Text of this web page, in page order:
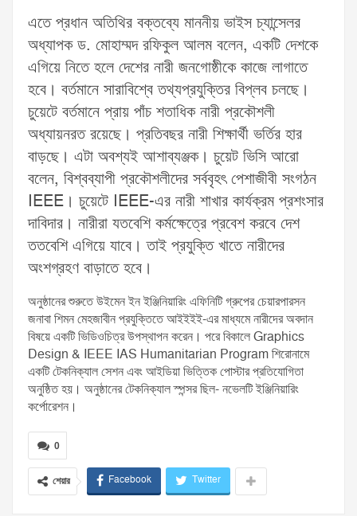
এতে প্রধান অতিথির বক্তব্যে মাননীয় ভাইস চ্যান্সেলর
অধ্যাপক ড. মোহাম্মদ রফিকুল আলম বলেন, একটি দেশকে
এগিয়ে নিতে হলে দেশের নারী জনগোষ্ঠীকে কাজে লাগাতে
হবে। বর্তমানে সারাবিশ্বে তথ্যপ্রযুক্তির বিপ্লব চলছে।
চুয়েটে বর্তমানে প্রায় পাঁচ শতাধিক নারী প্রকৌশলী
অধ্যায়নরত রয়েছে। প্রতিবছর নারী শিক্ষার্থী ভর্তির হার
বাড়ছে। এটা অবশ্যই আশাব্যঞ্জক। চুয়েট ভিসি আরো
বলেন, বিশ্বব্যাপী প্রকৌশলীদের সর্ববৃহৎ পেশাজীবী সংগঠন
IEEE। চুয়েটে IEEE-এর নারী শাখার কার্যক্রম প্রশংসার
দাবিদার। নারীরা যতবেশি কর্মক্ষেত্রে প্রবেশ করবে দেশ
ততবেশি এগিয়ে যাবে। তাই প্রযুক্তি খাতে নারীদের
অংশগ্রহণ বাড়াতে হবে।
অনুষ্ঠানের শুরুতে উইমেন ইন ইঞ্জিনিয়ারিং এফিনিটি গ্রুপের চেয়ারপারসন
জনাবা শিমন মেহজাবীন প্রযুক্তিতে আইইইই-এর মাধ্যমে নারীদের অবদান
বিষয়ে একটি ভিডিওচিত্র উপস্থাপন করেন। পরে বিকালে Graphics
Design & IEEE IAS Humanitarian Program শিরোনামে
একটি টেকনিক্যাল সেশন এবং আইডিয়া ভিত্তিক পোস্টার প্রতিযোগিতা
অনুষ্ঠিত হয়। অনুষ্ঠানের টেকনিক্যাল স্পন্সর ছিল- নভেলটি ইঞ্জিনিয়ারিং
কর্পোরেশন।
0
শেয়ার Facebook Twitter